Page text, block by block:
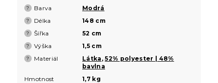
? Barva Modrá
? Délka 148 cm
? Šířka 52 cm
? Výška 1,5 cm
? Materiál Látka ,52% polyester | 48%
bavlna
Hmotnost
1,7 kg